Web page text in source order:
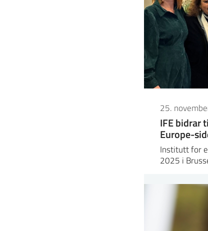
25.
IFE bidrar
Europe-
Institutt for
2025 i